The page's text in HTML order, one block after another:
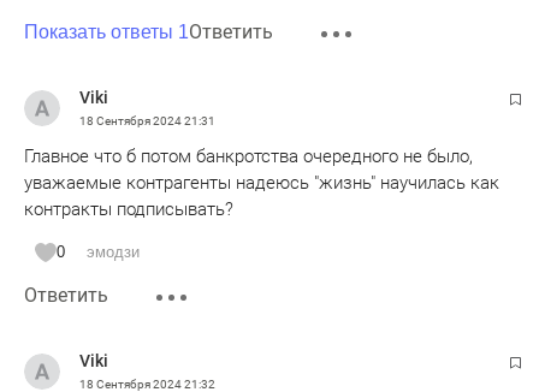
Показать ответы 1Ответить
Viki
18 Сентября 202421:31
Главное что б потом банкротства очередного не было,
уважаемые контрагенты надеюсь "жизнь" научилась как
контракты подписывать?
0 эмодзи
Ответить
Viki
18 Сентября 202421:32